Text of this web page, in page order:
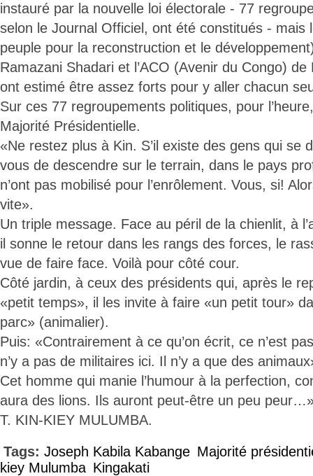
instauré par la nouvelle loi électorale - 77
selon le Journal Officiel, ont été constitués - mais
peuple pour la reconstruction et le
Ramazani Shadari et l’ACO (Avenir du Congo)
ont estimé être assez forts pour y aller chacun
Sur ces 77 regroupements politiques, pour
Majorité Présidentielle.
«Ne restez plus à Kin. S’il existe des gens qui se
vous de descendre sur le terrain, dans le pays
n’ont pas mobilisé pour l’enrôlement. Vous, si!
vite».
Un triple message. Face au péril de la chienlit, à
il sonne le retour dans les rangs des forces, le
vue de faire face. Voilà pour côté cour.
Côté jardin, à ceux des présidents qui, après le
«petit temps», il les invite à faire «un petit tour»
parc» (animalier).
Puis: «Contrairement à ce qu’on écrit, ce n’est
n’y a pas de militaires ici. Il n’y a que des
Cet homme qui manie l’humour à la perfection,
aura des lions. Ils auront peut-être un peu
T. KIN-KIEY MULUMBA.
Tags: Joseph Kabila Kabange Majorité
kiey Mulumba Kingakati